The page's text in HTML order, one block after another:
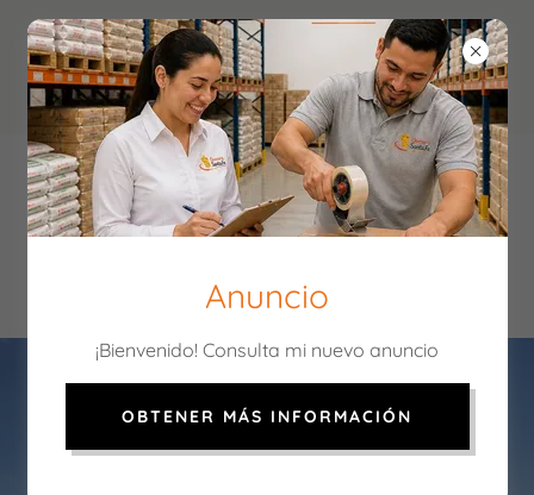
NOSOTROS
Anuncio
¡Bienvenido! Consulta mi nuevo anuncio
OBTENER MÁS INFORMACIÓN